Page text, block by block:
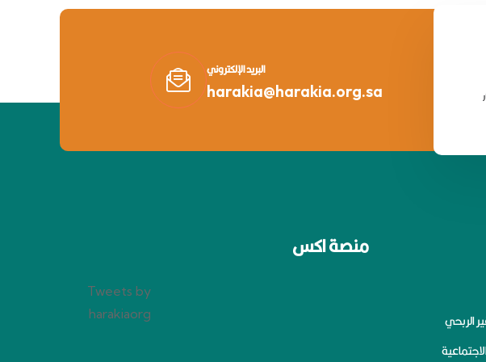
البريد الإلكتروني
harakia@harakia.org.sa
الربحي
منصة اكس
Tweets by
harakiaorg